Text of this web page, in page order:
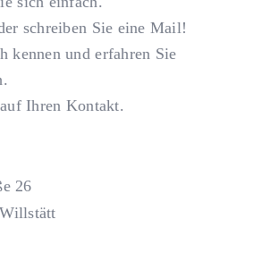
schreiben Sie eine Mail!
kennen und erfahren Sie
Ihren Kontakt.
26